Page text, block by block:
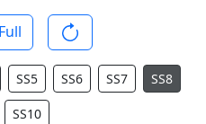
Full
SS5 SS6 SS7 SS8
SS10